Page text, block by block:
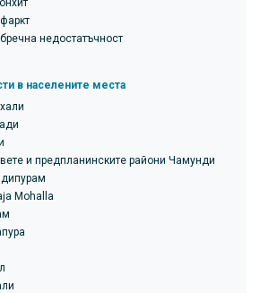
недостатъчност
в населените места
и предпланинските райони Чамунди
Mohalla